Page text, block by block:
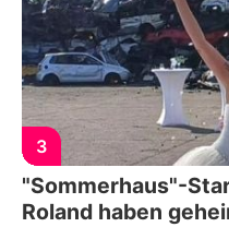
3
"Sommerhaus"-
Roland haben